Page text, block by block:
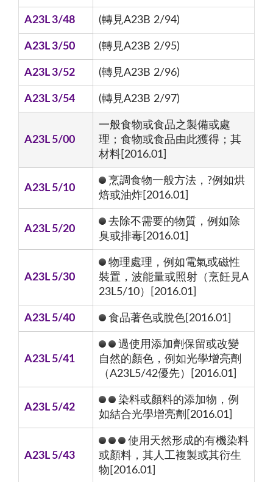
A23L 3/48 (轉見A23B 2/94)
A23L 3/50 (轉見A23B 2/95)
A23L 3/52 (轉見A23B 2/96)
A23L 3/54 (轉見A23B 2/97)
A23L 5/00
一般食物或食品之製備或處
理；食物或食品由此獲得；其
材料[2016.01]
A23L 5/10
烹調食物一般方法，?例如烘
焙或油炸[2016.01]
A23L 5/20
去除不需要的物質，例如除
臭或排毒[2016.01]
A23L 5/30
物理處理，例如電氣或磁性
裝置，波能量或照射（烹飪見A
23L5/10）[2016.01]
A23L 5/40 食品著色或脫色[2016.01]
A23L 5/41
過使用添加劑保留或改變
自然的顏色，例如光學增亮劑
（A23L5/42優先）[2016.01]
A23L 5/42
染料或顏料的添加物，例
如結合光學增亮劑[2016.01]
A23L 5/43
使用天然形成的有機染料
或顏料，其人工複製或其衍生
物[2016.01]